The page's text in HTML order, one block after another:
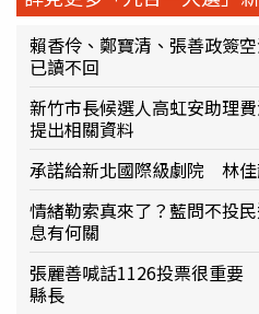
賴香伶、鄭寶清、張善政簽
已讀不回
新竹市長候選人高虹安助理
提出相關資料
承諾給新北國際級劇院 林
情緒勒索真來了？藍問不投
息有何關
張麗善喊話1126投票很重要
縣長